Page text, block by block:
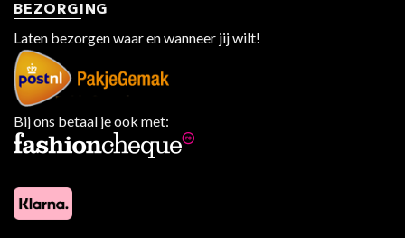
BEZORGING
Laten bezorgen waar en wanneer jij wilt!
Bij ons betaal je ook met: